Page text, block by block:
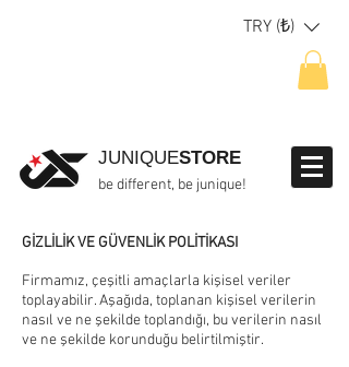
TRY (₺)
JUNIQUESTORE
be different, be junique!
GİZLİLİK VE GÜVENLİK POLİTİKASI
Firmamız, çeşitli amaçlarla kişisel veriler
toplayabilir. Aşağıda, toplanan kişisel verilerin
nasıl ve ne şekilde toplandığı, bu verilerin nasıl
ve ne şekilde korunduğu belirtilmiştir.